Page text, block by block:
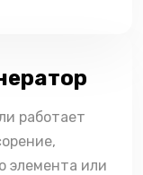
работает
элемента или